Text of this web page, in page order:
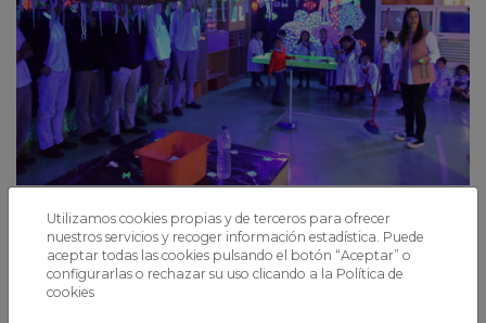
Un año más, los alumnos de 2º de
Bachillerato de Xaloc visitan las clases de
Avantis
Ahora que están tan cerca de dejar el colegio, los animamos a volver
Utilizamos cookies propias y de terceros para ofrecer
nuestros servicios y recoger información estadística. Puede
aceptar todas las cookies pulsando el botón “Aceptar” o
configurarlas o rechazar su uso clicando a la Política de
cookies